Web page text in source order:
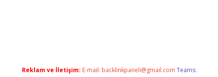
Reklam ve İletişim: E-mail: backlinkpaneli@gmail.com Teams: